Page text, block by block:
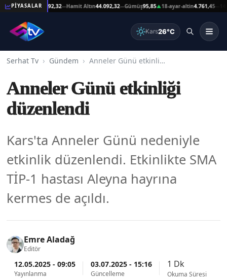
PİYASALAR
Altın44.092,32—Hamit Altın44.092,32—Gümüş95,85▲18-ayar-altin4.761,45—14-
Kars26°C
Serhat Tv Gündem Anneler Günü etkinliği düzenlendi
Anneler Günü etkinliği
düzenlendi
Kars'ta Anneler Günü nedeniyle
etkinlik düzenlendi. Etkinlikte SMA
TİP-1 hastası Aleyna hayrına
kermes de açıldı.
Emre Aladağ
Editör
12.05.2025 - 09:05
Yayınlanma
03.07.2025 - 15:16
Güncelleme
1 Dk
Okuma Süresi